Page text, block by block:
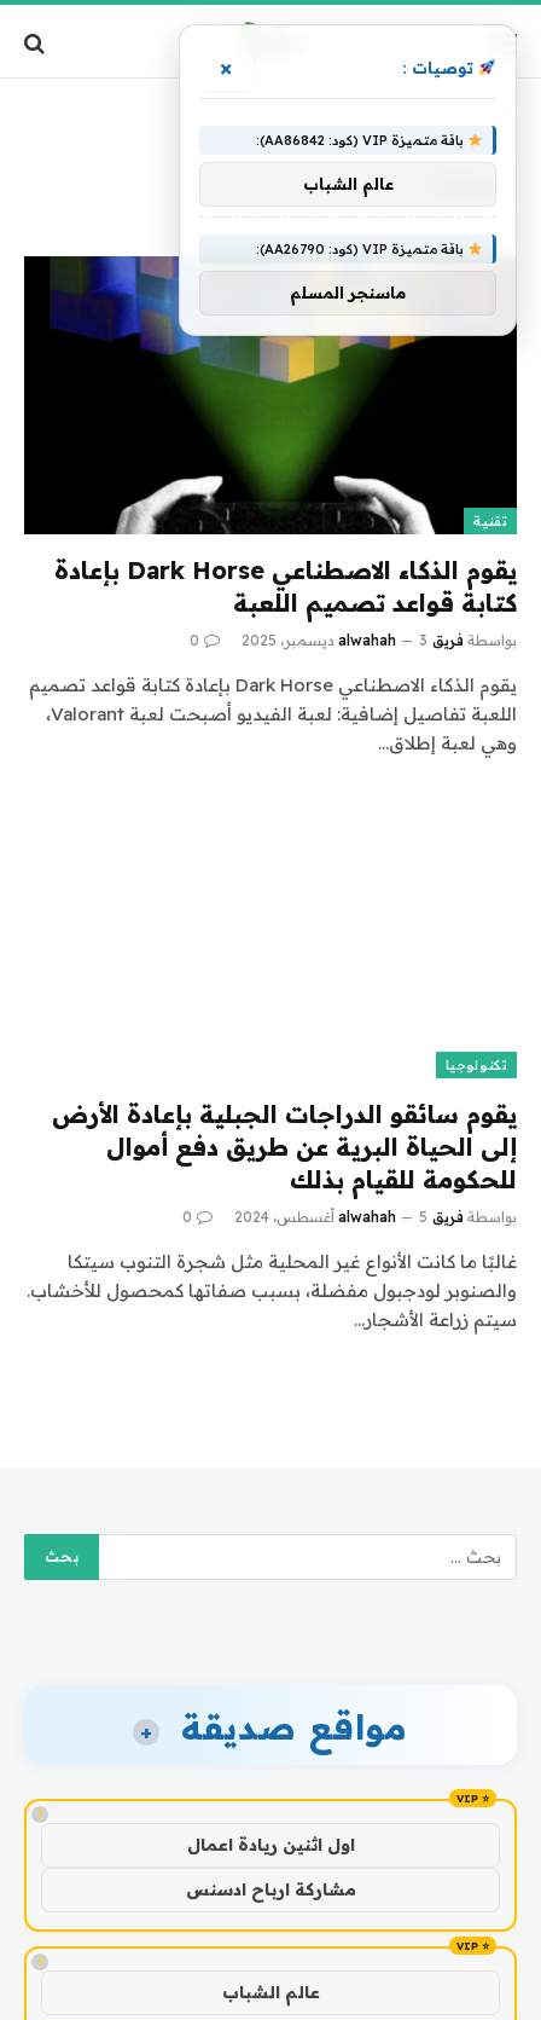
تقنية
يقوم الذكاء الاصطناعي Dark Horse بإعادة
كتابة قواعد تصميم اللعبة
بواسطة فريق alwahah 3 ديسمبر، 2025 0
يقوم الذكاء الاصطناعي Dark Horse بإعادة كتابة قواعد تصميم
اللعبة تفاصيل إضافية: لعبة الفيديو أصبحت لعبة Valorant،
وهي لعبة إطلاق…
تكنولوجيا
يقوم سائقو الدراجات الجبلية بإعادة الأرض
إلى الحياة البرية عن طريق دفع أموال
للحكومة للقيام بذلك
بواسطة فريق alwahah 5 أغسطس، 2024 0
غالبًا ما كانت الأنواع غير المحلية مثل شجرة التنوب سيتكا
والصنوبر لودجبول مفضلة، بسبب صفاتها كمحصول للأخشاب.
سيتم زراعة الأشجار…
مواقع صديقة +
!
اول اثنين ريادة اعمال
مشاركة ارباح ادسنس
!
عالم الشباب
توصيات : ×
باقة متميزة VIP (كود: AA86842):
عالم الشباب
باقة متميزة VIP (كود: AA26790):
ماسنجر المسلم